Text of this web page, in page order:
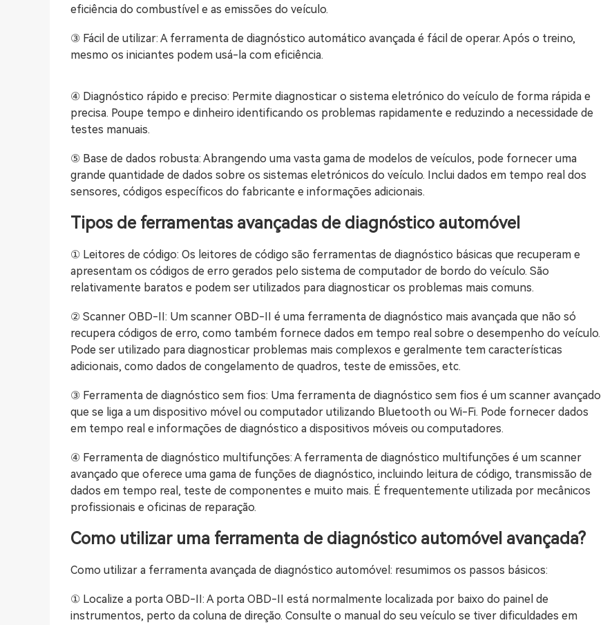
eficiência do combustível e as emissões do veículo.
③ Fácil de utilizar: A ferramenta de diagnóstico automático avançada é fácil de operar. Após o treino,
mesmo os iniciantes podem usá-la com eficiência.
④ Diagnóstico rápido e preciso: Permite diagnosticar o sistema eletrónico do veículo de forma rápida e
precisa. Poupe tempo e dinheiro identificando os problemas rapidamente e reduzindo a necessidade de
testes manuais.
⑤ Base de dados robusta: Abrangendo uma vasta gama de modelos de veículos, pode fornecer uma
grande quantidade de dados sobre os sistemas eletrónicos do veículo. Inclui dados em tempo real dos
sensores, códigos específicos do fabricante e informações adicionais.
Tipos de ferramentas avançadas de diagnóstico automóvel
① Leitores de código: Os leitores de código são ferramentas de diagnóstico básicas que recuperam e
apresentam os códigos de erro gerados pelo sistema de computador de bordo do veículo. São
relativamente baratos e podem ser utilizados para diagnosticar os problemas mais comuns.
② Scanner OBD-II: Um scanner OBD-II é uma ferramenta de diagnóstico mais avançada que não só
recupera códigos de erro, como também fornece dados em tempo real sobre o desempenho do veículo.
Pode ser utilizado para diagnosticar problemas mais complexos e geralmente tem características
adicionais, como dados de congelamento de quadros, teste de emissões, etc.
③ Ferramenta de diagnóstico sem fios: Uma ferramenta de diagnóstico sem fios é um scanner avançado
que se liga a um dispositivo móvel ou computador utilizando Bluetooth ou Wi-Fi. Pode fornecer dados
em tempo real e informações de diagnóstico a dispositivos móveis ou computadores.
④ Ferramenta de diagnóstico multifunções: A ferramenta de diagnóstico multifunções é um scanner
avançado que oferece uma gama de funções de diagnóstico, incluindo leitura de código, transmissão de
dados em tempo real, teste de componentes e muito mais. É frequentemente utilizada por mecânicos
profissionais e oficinas de reparação.
Como utilizar uma ferramenta de diagnóstico automóvel avançada?
Como utilizar a ferramenta avançada de diagnóstico automóvel: resumimos os passos básicos:
① Localize a porta OBD-II: A porta OBD-II está normalmente localizada por baixo do painel de
instrumentos, perto da coluna de direção. Consulte o manual do seu veículo se tiver dificuldades em